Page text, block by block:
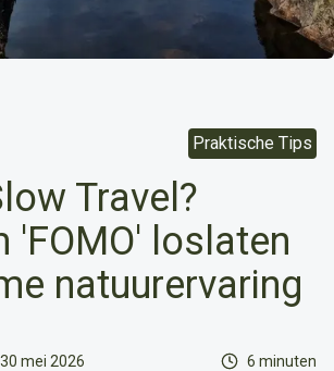
Praktische Tips
Travel?
'FOMO' loslaten
natuurervaring
mei 2026 Leestijd
6 minuten